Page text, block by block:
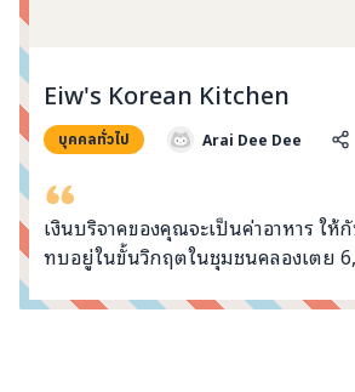
นโยบายความเป็นส่วนตัว
ภาษา: ไทย
Eiw's Korean Kitchen
บุคคลทั่วไป Arai Dee Dee
เงินบริจาคของคุณจะเป็นค่าอาหาร ใ
ทบอยู่ในขั้นวิกฤตในชุมชนคลองเตย